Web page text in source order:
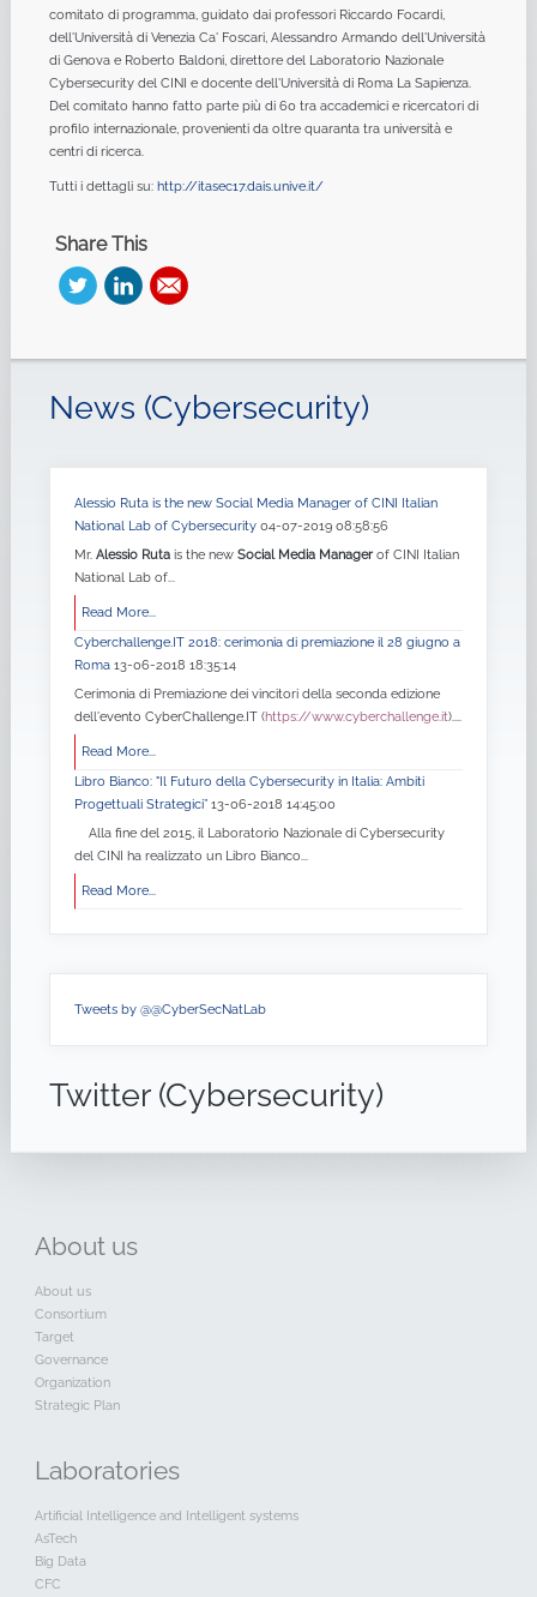
comitato di programma, guidato dai professori Riccardo Focardi,
dell'Università di Venezia Ca' Foscari, Alessandro Armando dell'Università
di Genova e Roberto Baldoni, direttore del Laboratorio Nazionale
Cybersecurity del CINI e docente dell'Università di Roma La Sapienza.
Del comitato hanno fatto parte più di 60 tra accademici e ricercatori di
profilo internazionale, provenienti da oltre quaranta tra università e
centri di ricerca.
Tutti i dettagli su: http://itasec17.dais.unive.it/
Share This
News (Cybersecurity)
Alessio Ruta is the new Social Media Manager of CINI Italian
National Lab of Cybersecurity 04-07-2019 08:58:56
Mr. Alessio Rutais the new Social Media Managerof CINI Italian
National Lab of...
Read More...
Cyberchallenge.IT 2018: cerimonia di premiazione il 28 giugno a
Roma 13-06-2018 18:35:14
Cerimonia di Premiazione dei vincitori della seconda edizione
dell'evento CyberChallenge.IT (https://www.cyberchallenge.it)....
Read More...
Libro Bianco: "Il Futuro della Cybersecurity in Italia: Ambiti
Progettuali Strategici” 13-06-2018 14:45:00
Alla fine del 2015, il Laboratorio Nazionale di Cybersecurity
del CINI ha realizzato un Libro Bianco...
Read More...
Tweets by @@CyberSecNatLab
Twitter (Cybersecurity)
About us
About us
Consortium
Target
Governance
Organization
Strategic Plan
Laboratories
Artificial Intelligence and Intelligent systems
AsTech
Big Data
CFC